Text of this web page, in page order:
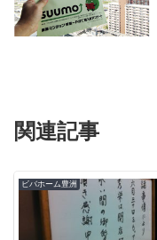
関連記事
ビバホーム豊洲